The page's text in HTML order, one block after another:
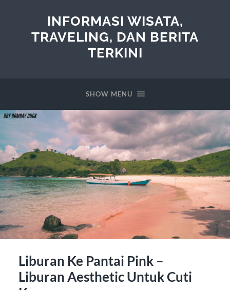
INFORMASI WISATA,
TRAVELING, DAN BERITA
TERKINI
SHOW MENU
Liburan Ke Pantai Pink –
Liburan Aesthetic Untuk Cuti